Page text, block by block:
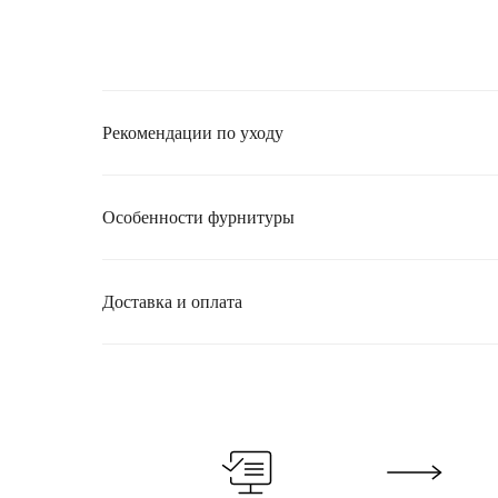
Рекомендации по уходу
Особенности фурнитуры
Доставка и оплата